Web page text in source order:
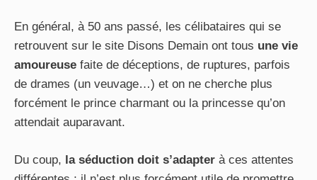
En général, à 50 ans passé, les célibataires qui se
retrouvent sur le site Disons Demain ont tous une vie
amoureuse faite de déceptions, de ruptures, parfois
de drames (un veuvage…) et on ne cherche plus
forcément le prince charmant ou la princesse qu’on
attendait auparavant.
Du coup, la séduction doit s’adapter à ces attentes